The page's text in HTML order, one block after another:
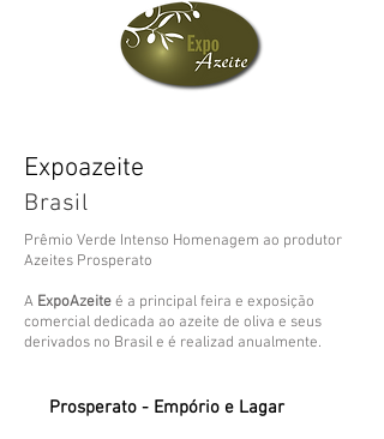
Expoazeite
Brasil
Prêmio Verde Intenso Homenagem ao produtor
Azeites Prosperato
​A ExpoAzeite é a principal feira e exposição
comercial dedicada ao azeite de oliva e seus
derivados no Brasil e é realizad anualmente.
Prosperato - Empório e Lagar